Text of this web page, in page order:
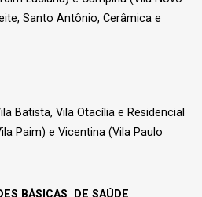
Santo Antônio, Cerâmica e
Batista, Vila Otacília e Residencial
Paim) e Vicentina (Vila Paulo
BÁSICAS DE SAÚDE